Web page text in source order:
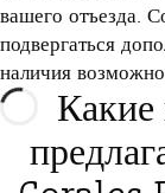
вашего отъезда.
подвергаться
наличия
Какие